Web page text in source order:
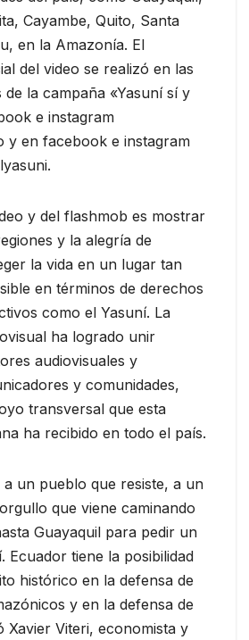
Cayambe, Quito, Santa
en la Amazonía. El
del video se realizó en las
la campaña «Yasuní sí y
e instagram
y en facebook e instagram
y del flashmob es mostrar
y la alegría de
la vida en un lugar tan
en términos de derechos
como el Yasuní. La
ha logrado unir
audiovisuales y
y comunidades,
transversal que esta
ha recibido en todo el país.
a un pueblo que resiste, a un
que viene caminando
Guayaquil para pedir un
Ecuador tiene la posibilidad
histórico en la defensa de
y en la defensa de
Xavier Viteri, economista y